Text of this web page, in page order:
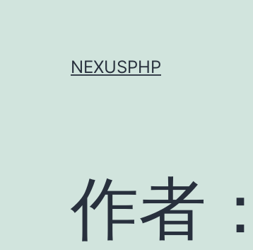
NEXUSPHP
作者：